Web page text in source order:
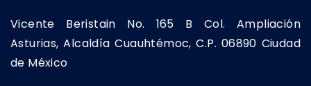
Vicente Beristain No. 165 B Col. Ampliación
Asturias, Alcaldía Cuauhtémoc, C.P. 06890 Ciudad
de México